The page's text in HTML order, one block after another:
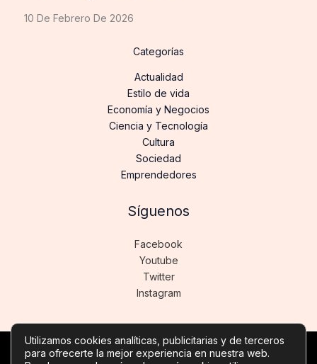
10 De Febrero De 2026
Categorías
Actualidad
Estilo de vida
Economía y Negocios
Ciencia y Tecnología
Cultura
Sociedad
Emprendedores
Síguenos
Facebook
Youtube
Twitter
Instagram
Utilizamos cookies analíticas, publicitarias y de terceros
para ofrecerte la mejor experiencia en nuestra web.